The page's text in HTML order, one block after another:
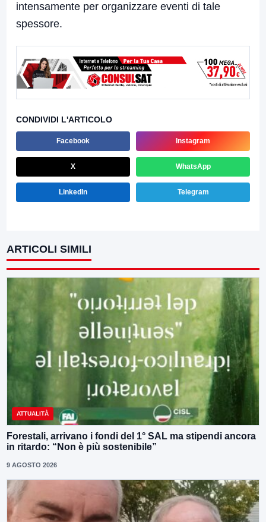
intensamente per organizzare eventi di tale
spessore.
CONDIVIDI L'ARTICOLO
Facebook Instagram
X WhatsApp
LinkedIn Telegram
ARTICOLI SIMILI
ATTUALITÀ
Forestali, arrivano i fondi del 1° SAL ma stipendi ancora
in ritardo: “Non è più sostenibile”
9 AGOSTO 2026